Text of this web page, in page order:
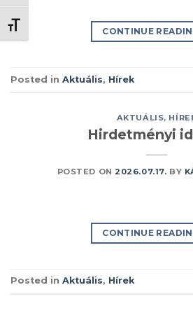
BETŰMÉRET VÁLTÁSA
CONTINUE
Posted in Aktuális, Hírek
AKTUÁLIS,
Hirdetményi
POSTED ON 2026.07.17. BY
CONTINUE
Posted in Aktuális, Hírek